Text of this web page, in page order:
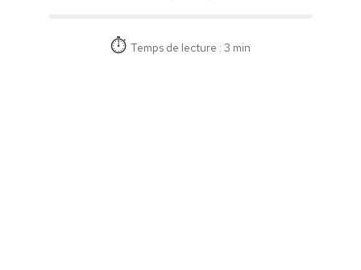
Temps de lecture : 3 min